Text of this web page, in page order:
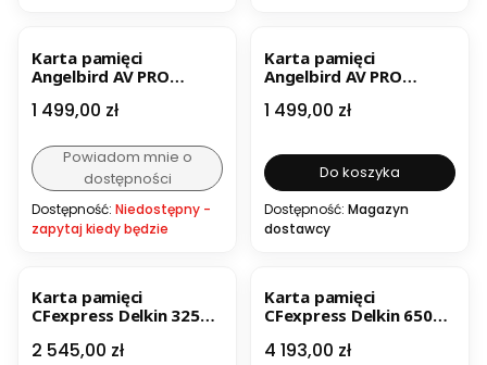
Karta pamięci
Angelbird AV PRO
Cena
1 499,00 zł
Powiadom mnie o
dostępności
Dostępność: Niedostępny -
zapytaj kiedy będzie
Karta pamięci
Angelbird AV PRO
Cena
1 499,00 zł
Do koszyka
Dostępność: Magazyn
dostawcy
Karta pamięci
CFexpress Delkin 325
(V1530)
Cena
2 545,00 zł
Karta pamięci
CFexpress Delkin 650GB
Cena
4 193,00 zł